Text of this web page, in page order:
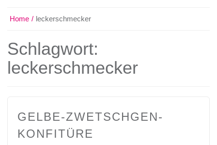
Home leckerschmecker
Schlagwort:
leckerschmecker
GELBE-ZWETSCHGEN-
KONFITÜRE